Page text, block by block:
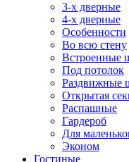
3-х дверные
4-х дверные
Особенности
Во всю стену
Встроенные
Под потолок
Раздвижные
Открытая
Распашные
Гардероб
Для
Эконом
Гостиные